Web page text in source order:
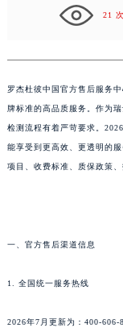
21 次
罗杰杜彼中国官方售后服务
牌标准的高品质服务。作为
检测流程有着严苛要求。
能享受到更高效、更透明的
项目、收费标准、质保政策
一、官方售后渠道信息
1. 全国统一服务热线
2026年7月更新为：400-